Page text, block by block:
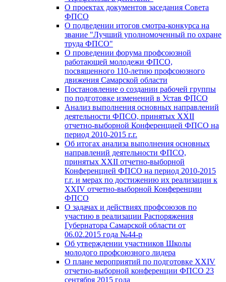
О проектах документов заседания Совета
ФПСО
О подведении итогов смотра-конкурса на
звание "Лучший уполномоченный по охране
труда ФПСО"
О проведении форума профсоюзной
работающей молодежи ФПСО,
посвященного 110-летию профсоюзного
движения Самарской области
Постановление о создании рабочей группы
по подготовке изменений в Устав ФПСО
Анализ выполнения основных направлений
деятельности ФПСО, принятых XXII
отчетно-выборной Конференцией ФПСО на
период 2010-2015 г.г.
Об итогах анализа выполнения основных
направлений деятельности ФПСО,
принятых XXII отчетно-выборной
Конференцией ФПСО на период 2010-2015
г.г. и мерах по достижению их реализации к
XXIV отчетно-выборной Конференции
ФПСО
О задачах и действиях профсоюзов по
участию в реализации Распоряжения
Губернатора Самарской области от
06.02.2015 года №44-р
Об утверждении участников Школы
молодого профсоюзного лидера
О плане мероприятий по подготовке XXIV
отчетно-выборной конференции ФПСО 23
сентября 2015 года